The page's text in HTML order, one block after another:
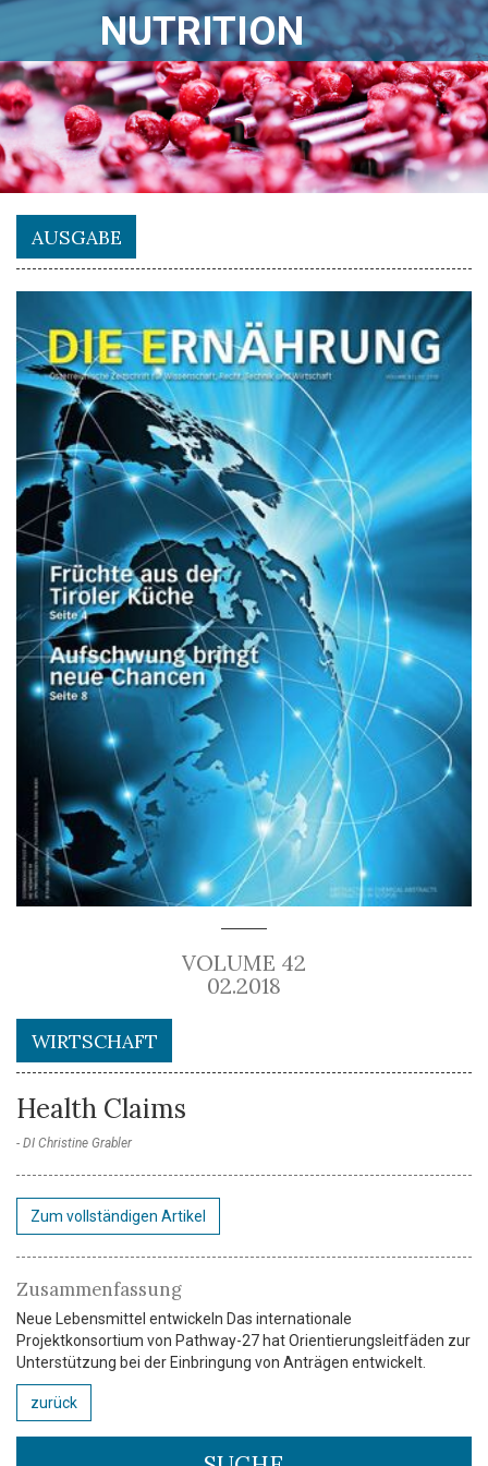
NUTRITION
AUSGABE
VOLUME 42
02.2018
WIRTSCHAFT
Health Claims
DI Christine Grabler
Zum vollständigen Artikel
Zusammenfassung
Neue Lebensmittel entwickeln Das internationale
Projektkonsortium von Pathway-27 hat Orientierungsleitfäden zur
Unterstützung bei der Einbringung von Anträgen entwickelt.
zurück